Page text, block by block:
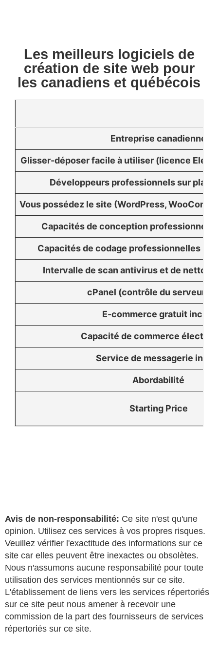
Les meilleurs logiciels de
création de site web pour
les canadiens et québécois
Entreprise canadienne
Glisser-déposer facile à utiliser (licence
Développeurs professionnels sur
Vous possédez le site (WordPress,
Capacités de conception professionnelle
Capacités de codage professionnelles
Intervalle de scan antivirus et de
cPanel (contrôle du serveur
E-commerce gratuit inclus
Capacité de commerce
Service de messagerie
Abordabilité
Starting Price
Avis de non-responsabilité: Ce site n'est qu'une
opinion. Utilisez ces services à vos propres risques.
Veuillez vérifier l'exactitude des informations sur ce
site car elles peuvent être inexactes ou obsolètes.
Nous n'assumons aucune responsabilité pour toute
utilisation des services mentionnés sur ce site.
L'établissement de liens vers les services répertoriés
sur ce site peut nous amener à recevoir une
commission de la part des fournisseurs de services
répertoriés sur ce site.